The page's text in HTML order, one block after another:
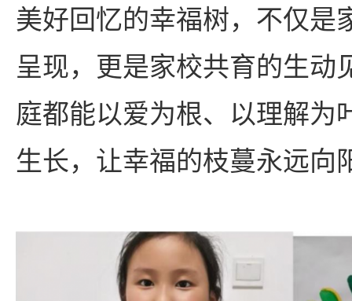
美好回忆的幸福树，不仅是
呈现，更是家校共育的生动
庭都能以爱为根、以理解为
生长，让幸福的枝蔓永远向